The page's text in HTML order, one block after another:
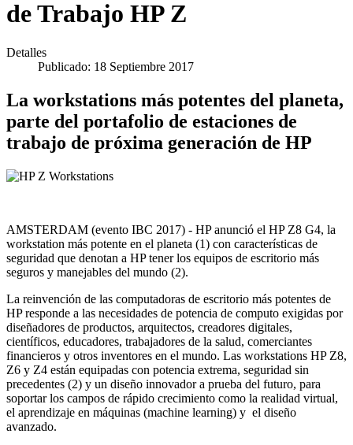
de Trabajo HP Z
Detalles
Publicado: 18 Septiembre 2017
La workstations más potentes del planeta,
parte del portafolio de estaciones de
trabajo de próxima generación de HP
AMSTERDAM (evento IBC 2017) - HP anunció el HP Z8 G4, la
workstation más potente en el planeta (1) con características de
seguridad que denotan a HP tener los equipos de escritorio más
seguros y manejables del mundo (2).
La reinvención de las computadoras de escritorio más potentes de
HP responde a las necesidades de potencia de computo exigidas por
diseñadores de productos, arquitectos, creadores digitales,
científicos, educadores, trabajadores de la salud, comerciantes
financieros y otros inventores en el mundo. Las workstations HP Z8,
Z6 y Z4 están equipadas con potencia extrema, seguridad sin
precedentes (2) y un diseño innovador a prueba del futuro, para
soportar los campos de rápido crecimiento como la realidad virtual,
el aprendizaje en máquinas (machine learning) y el diseño
avanzado.